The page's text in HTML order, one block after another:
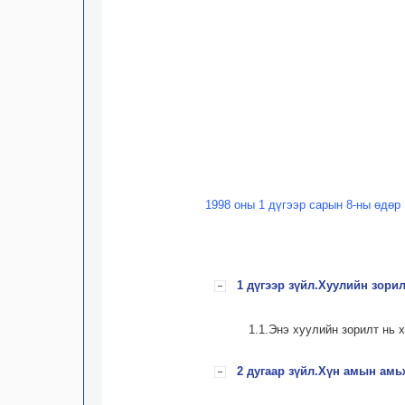
1998 оны 1 дүгээр сарын 8-ны өдөр
1 дүгээр зүйл.Хуулийн
1.1.Энэ хуулийн зорилт нь
2 дугаар зүйл.Хүн амын